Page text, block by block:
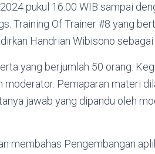
pukul 16.00 WIB sampai
Training Of Trainer #8 yang
Handrian Wibisono sebagai
yang berjumlah 50 orang.
moderator. Pemaparan materi
jawab yang dipandu oleh
membahas Pengembangan